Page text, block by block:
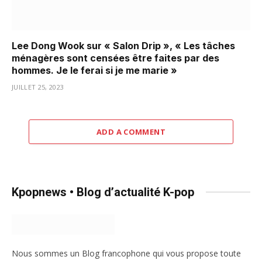
Lee Dong Wook sur « Salon Drip », « Les tâches
ménagères sont censées être faites par des
hommes. Je le ferai si je me marie »
JUILLET 25, 2023
ADD A COMMENT
Kpopnews • Blog d’actualité K-pop
Nous sommes un Blog francophone qui vous propose toute